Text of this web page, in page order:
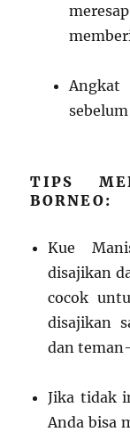
Angkat
TIPS
BORNEO:
Kue
disajikan
cocok
disajikan
dan
Jika tidak
Anda bisa